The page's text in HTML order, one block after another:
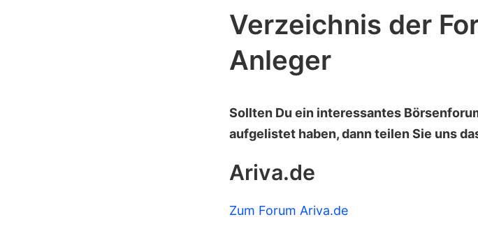
Verzeichnis der
Anleger
Sollten Du ein interessantes
aufgelistet haben, dann teilen Sie uns
Ariva.de
Zum Forum Ariva.de